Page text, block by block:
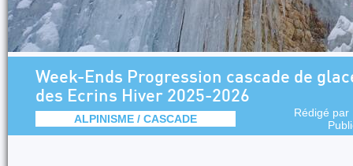
Week-Ends Progression cascade de
des Ecrins Hiver 2025-2026
ALPINISME / CASCADE Rédigé par